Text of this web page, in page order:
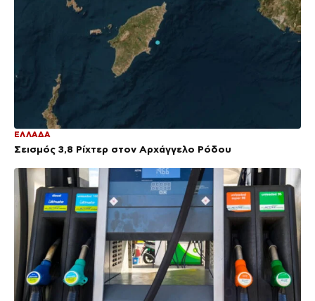
ΕΛΛΑΔΑ
Σεισμός 3,8 Ρίχτερ στον Αρχάγγελο Ρόδου